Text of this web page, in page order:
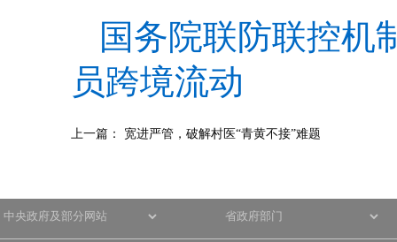
国务院联防联控机
员跨境流动
上一篇： 宽进严管，破解村医“青黄不接”难题